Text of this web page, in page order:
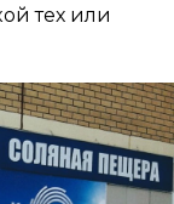
тех или